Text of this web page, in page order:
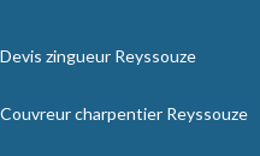
Devis zingueur Reyssouze
Couvreur charpentier Reyssouze